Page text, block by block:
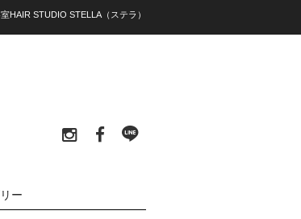
HAIR STUDIO STELLA（ステラ）
ー